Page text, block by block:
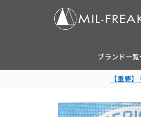
ブランド一覧
【重要